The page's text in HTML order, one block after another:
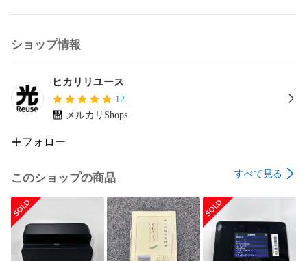
・サイズ：幅80mm ×奥行80mm ×高さ80mm
・材質：コート紙（ワンタッチ組立式）
・投入口：直径10mm
・容量：アイコス製品で約90本収納可能
・使用後はそのまま「燃えるゴミ」として処分可能
・1セット10個入りの価格になります。
ショップ情報
ヒカリリユース
12
メルカリShops
フォロー
このショップの商品 すべて見る